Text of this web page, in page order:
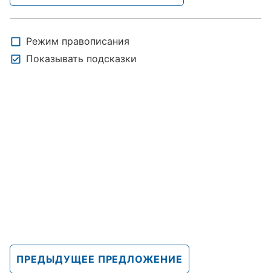
Режим правописания
Показывать подсказки
ПРЕДЫДУЩЕЕ ПРЕДЛОЖЕНИЕ